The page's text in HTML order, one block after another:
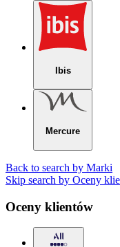
Ibis
Mercure
Back to search by Marki
Skip search by Oceny
Oceny klientów